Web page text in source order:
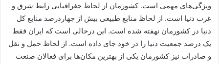
ویژگی‌های مهمی است. کشورمان از لحاظ جغرافیایی رابط شرق و
غرب دنیا است. از لحاظ منابع طبیعی بیش از چهاردرصد منابع کل
دنیا در کشورمان نهفته شده است. این درحالی است که ایران فقط
یک درصد جمعیت دنیا را در خود جای داده است. از لحاظ حمل و نقل
و صادرات نیز کشورمان یکی از بهترین مکان‌ها برای فعالان صنعت